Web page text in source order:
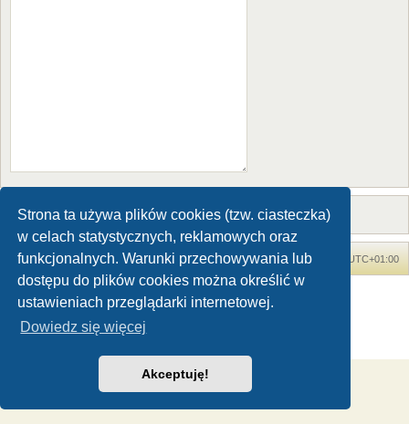
Strona ta używa plików cookies (tzw. ciasteczka)
w celach statystycznych, reklamowych oraz
funkcjonalnych. Warunki przechowywania lub
dostępu do plików cookies można określić w
ustawieniach przeglądarki internetowej.
Dowiedz się więcej
Akceptuję!
Forum Dinozaury.com Strona główna Strefa czasowa UTC+01:00
Technologię dostarczaphpBB® Forum Software © phpBB Limited
Polski pakiet językowy dostarcza